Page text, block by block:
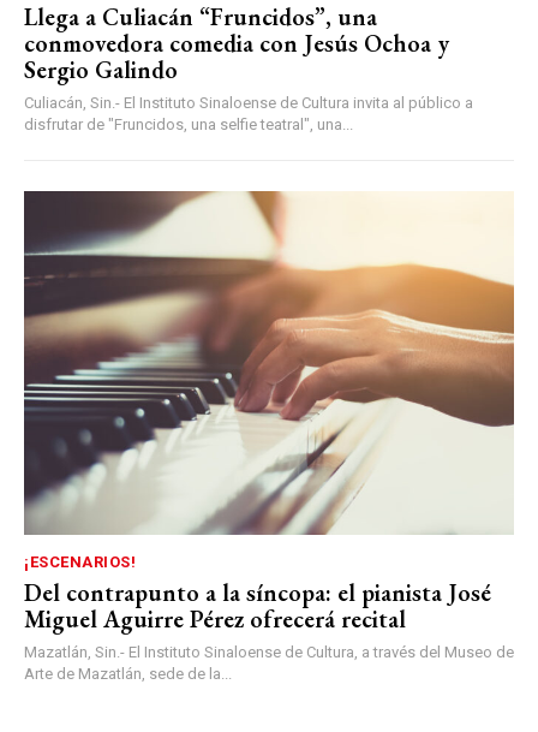
Llega a Culiacán “Fruncidos”, una
conmovedora comedia con Jesús Ochoa y
Sergio Galindo
Culiacán, Sin.- El Instituto Sinaloense de Cultura invita al público a
disfrutar de "Fruncidos, una selfie teatral", una...
¡ESCENARIOS!
Del contrapunto a la síncopa: el pianista José
Miguel Aguirre Pérez ofrecerá recital
Mazatlán, Sin.- El Instituto Sinaloense de Cultura, a través del Museo de
Arte de Mazatlán, sede de la...